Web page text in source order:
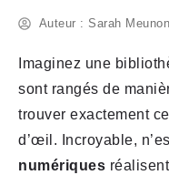
Auteur : Sarah Meunon
Imaginez une
sont rangés de
trouver exactement
d’œil. Incroyable,
numériques